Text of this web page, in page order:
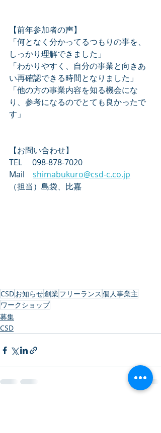
【前年参加者の声】
「何となく分かってるつもりの事を、
しっかり理解できました」
「わかりやすく、自分の事業と向きあ
い再確認できる時間となりました」
「他の方の事業内容を知る機会にな
り、参考になるのでとても良かったで
す」
【お問い合わせ】
TEL　 098-878-7020
Mail shimabukuro@csd-c.co.jp
（担当）島袋、比嘉
CSDお知らせ創業フリーランス 個人事業主
ワークショップ
募集
CSD